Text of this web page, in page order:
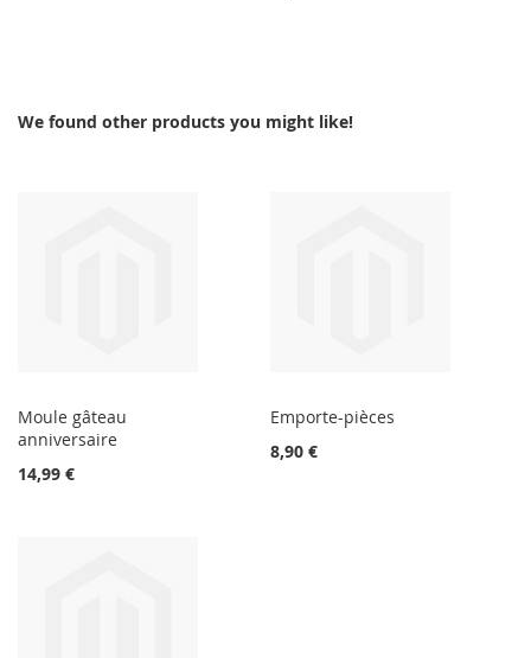
We found other products you might like!
Moule gâteau
anniversaire
14,99 €
Emporte-pièces
8,90 €